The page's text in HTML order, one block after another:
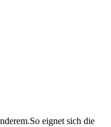
eignet sich die